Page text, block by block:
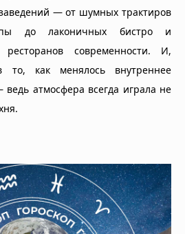
— от шумных трактиров
до лаконичных бистро и
ресторанов современности. И,
то, как менялось внутреннее
ведь атмосфера всегда играла не